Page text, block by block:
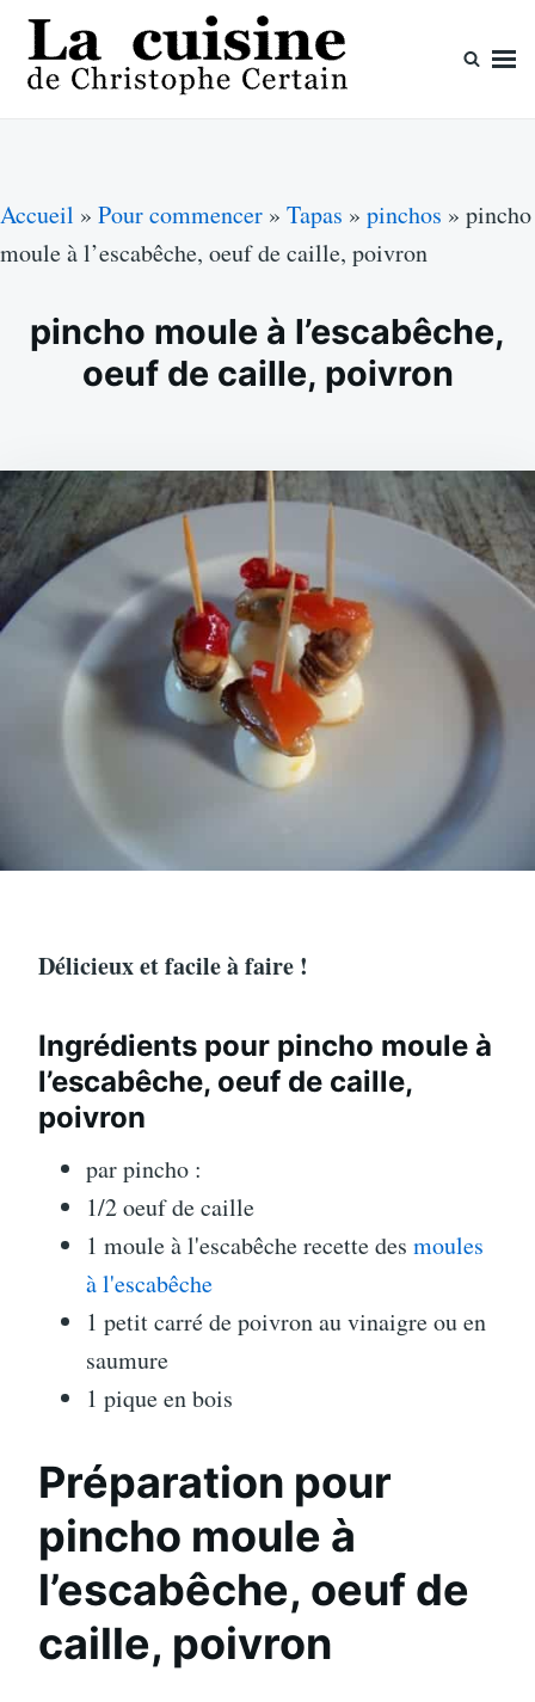
Skip
content
Search
for:
Accueil » Pour commencer » Tapas » pinchos » pincho
moule à l’escabêche, oeuf de caille, poivron
pincho moule à l’escabêche,
oeuf de caille, poivron
Délicieux et facile à faire !
Ingrédients pour pincho moule à
l’escabêche, oeuf de caille,
poivron
par pincho :
1/2 oeuf de caille
1 moule à l'escabêche recette des moules
à l'escabêche
1 petit carré de poivron au vinaigre ou en
saumure
1 pique en bois
Préparation pour
pincho moule à
l’escabêche, oeuf de
caille, poivron